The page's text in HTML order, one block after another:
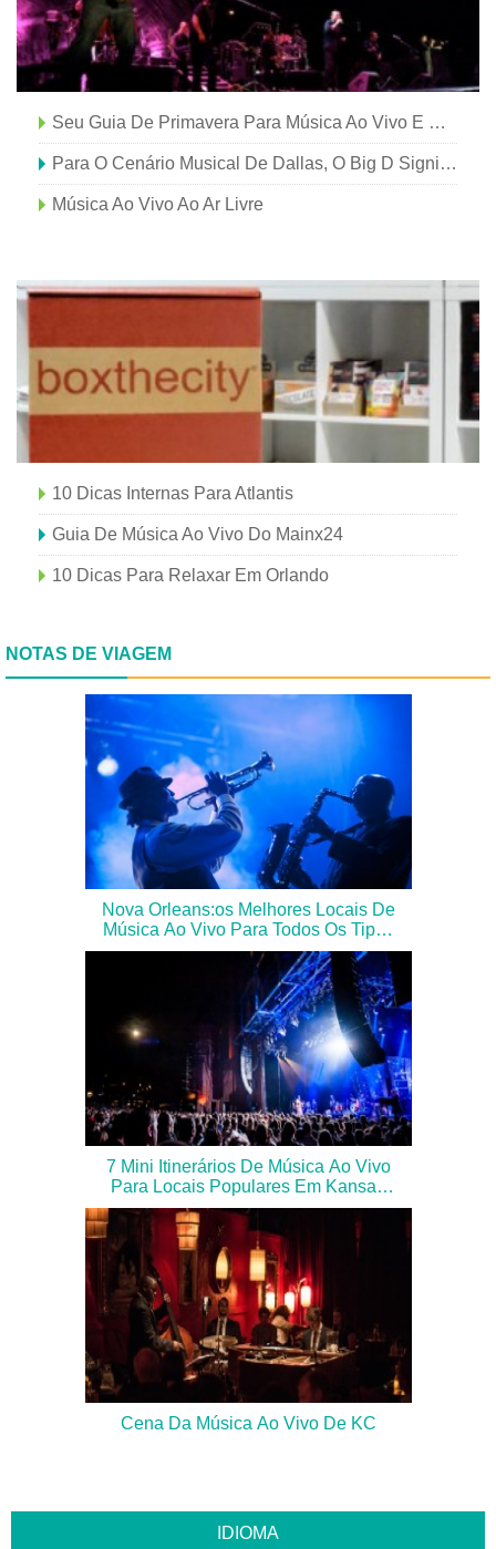
Seu Guia De Primavera Para Música Ao Vivo E Muito Mais Em Dallas
Para O Cenário Musical De Dallas, O Big D Significa Diversidade
Música Ao Vivo Ao Ar Livre
10 Dicas Internas Para Atlantis
Guia De Música Ao Vivo Do Mainx24
10 Dicas Para Relaxar Em Orlando
NOTAS DE VIAGEM
Nova Orleans:os Melhores Locais De
Música Ao Vivo Para Todos Os Tipos
De Viajantes
7 Mini Itinerários De Música Ao Vivo
Para Locais Populares Em Kansas
City
Cena Da Música Ao Vivo De KC